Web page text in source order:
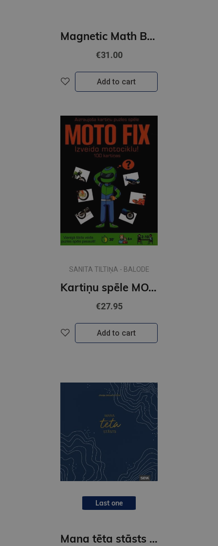
Magnetic Math Box
€31.00
Add to cart
SANITA TILTIŅA - BALODE
Kartiņu spēle MOTO FIX
€27.95
Add to cart
Last one
Mana tēta stāsts / Atmiņu grāmata tētim